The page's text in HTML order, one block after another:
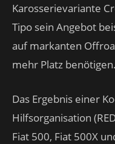
Karosserievariante
Tipo sein Angebot
auf markanten
mehr Platz benötigen.
Das Ergebnis einer
Hilfsorganisation
Fiat 500, Fiat 500X